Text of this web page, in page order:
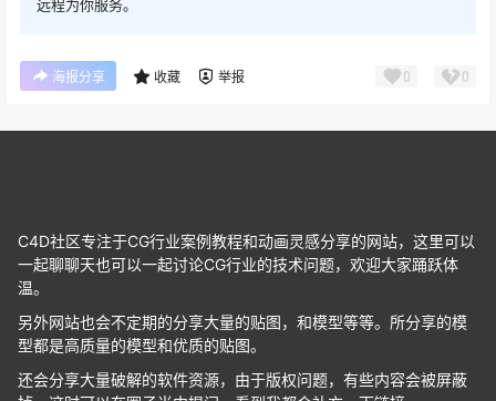
远程为你服务。
海报分享 收藏 举报 0 0
C4D社区专注于CG行业案例教程和动画灵感分享的网站，这里可以
一起聊聊天也可以一起讨论CG行业的技术问题，欢迎大家踊跃体
温。
另外网站也会不定期的分享大量的贴图，和模型等等。所分享的模
型都是高质量的模型和优质的贴图。
还会分享大量破解的软件资源，由于版权问题，有些内容会被屏蔽